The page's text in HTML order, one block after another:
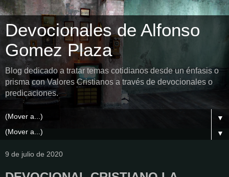
Devocionales de Alfonso
Gomez Plaza
Blog dedicado a tratar temas cotidianos desde un énfasis o
prisma con Valores Cristianos a través de devocionales o
predicaciones.
▼
▼
9 de julio de 2020